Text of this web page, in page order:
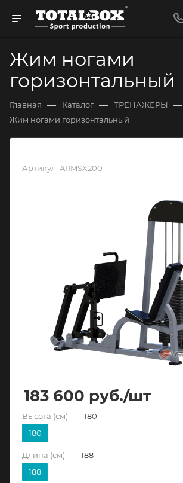
Жим ногами
горизонтальный
Главная — Каталог — ТРЕНАЖЕРЫ —
Жим ногами горизонтальный
Артикул: ARMSX200
183 600 руб./шт
Высота (см) — 180
180
Длина (см) — 188
188